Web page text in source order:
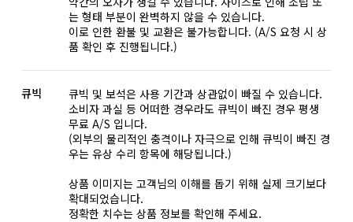
는 형태 부분이 완벽하지 않을 수 있습니다.
이로 인한 환불 및 교환은 불가능합니다. (A/S 요청 시 상
품 확인 후 진행됩니다.)
큐빅
큐빅 및 보석은 사용 기간과 상관없이 빠질 수 있습니다.
소비자 과실 등 어떠한 경우라도 큐빅이 빠진 경우 평생
무료 A/S 입니다.
(외부의 물리적인 충격이나 자극으로 인해 큐빅이 빠진 경
우는 유상 수리 항목에 해당됩니다.)
상품 이미지는 고객님의 이해를 돕기 위해 실제 크기보다
확대되었습니다.
정확한 치수는 상품 정보를 확인해 주세요.